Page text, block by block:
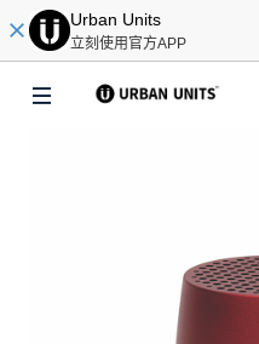
Urban Units
立刻使用官方APP